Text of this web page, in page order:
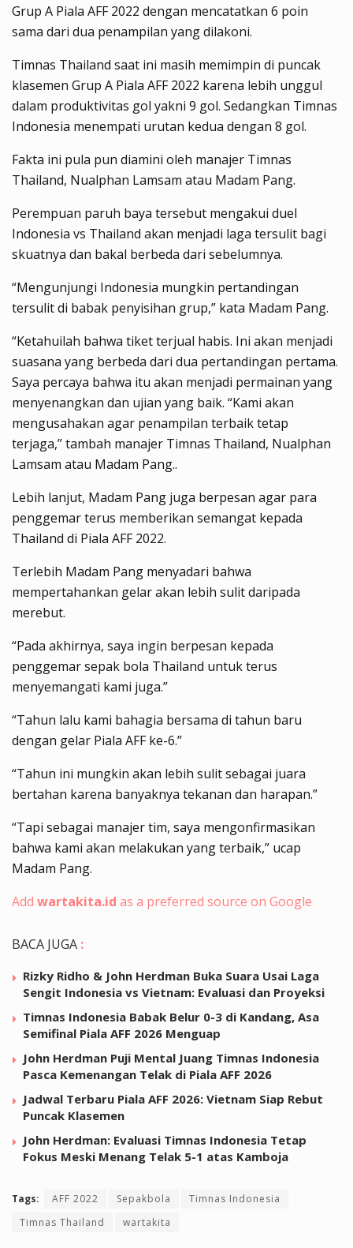
Grup A Piala AFF 2022 dengan mencatatkan 6 poin
sama dari dua penampilan yang dilakoni.
Timnas Thailand saat ini masih memimpin di puncak
klasemen Grup A Piala AFF 2022 karena lebih unggul
dalam produktivitas gol yakni 9 gol. Sedangkan Timnas
Indonesia menempati urutan kedua dengan 8 gol.
Fakta ini pula pun diamini oleh manajer Timnas
Thailand, Nualphan Lamsam atau Madam Pang.
Perempuan paruh baya tersebut mengakui duel
Indonesia vs Thailand akan menjadi laga tersulit bagi
skuatnya dan bakal berbeda dari sebelumnya.
“Mengunjungi Indonesia mungkin pertandingan
tersulit di babak penyisihan grup,” kata Madam Pang.
“Ketahuilah bahwa tiket terjual habis. Ini akan menjadi
suasana yang berbeda dari dua pertandingan pertama.
Saya percaya bahwa itu akan menjadi permainan yang
menyenangkan dan ujian yang baik. “Kami akan
mengusahakan agar penampilan terbaik tetap
terjaga,” tambah manajer Timnas Thailand, Nualphan
Lamsam atau Madam Pang..
Lebih lanjut, Madam Pang juga berpesan agar para
penggemar terus memberikan semangat kepada
Thailand di Piala AFF 2022.
Terlebih Madam Pang menyadari bahwa
mempertahankan gelar akan lebih sulit daripada
merebut.
“Pada akhirnya, saya ingin berpesan kepada
penggemar sepak bola Thailand untuk terus
menyemangati kami juga.”
“Tahun lalu kami bahagia bersama di tahun baru
dengan gelar Piala AFF ke-6.”
“Tahun ini mungkin akan lebih sulit sebagai juara
bertahan karena banyaknya tekanan dan harapan.”
“Tapi sebagai manajer tim, saya mengonfirmasikan
bahwa kami akan melakukan yang terbaik,” ucap
Madam Pang.
Add wartakita.id as a preferred source on Google
BACA JUGA :
Rizky Ridho & John Herdman Buka Suara Usai Laga
Sengit Indonesia vs Vietnam: Evaluasi dan Proyeksi
Timnas Indonesia Babak Belur 0-3 di Kandang, Asa
Semifinal Piala AFF 2026 Menguap
John Herdman Puji Mental Juang Timnas Indonesia
Pasca Kemenangan Telak di Piala AFF 2026
Jadwal Terbaru Piala AFF 2026: Vietnam Siap Rebut
Puncak Klasemen
John Herdman: Evaluasi Timnas Indonesia Tetap
Fokus Meski Menang Telak 5-1 atas Kamboja
Tags: AFF 2022 Sepakbola
Timnas Indonesia
Timnas Thailand
wartakita